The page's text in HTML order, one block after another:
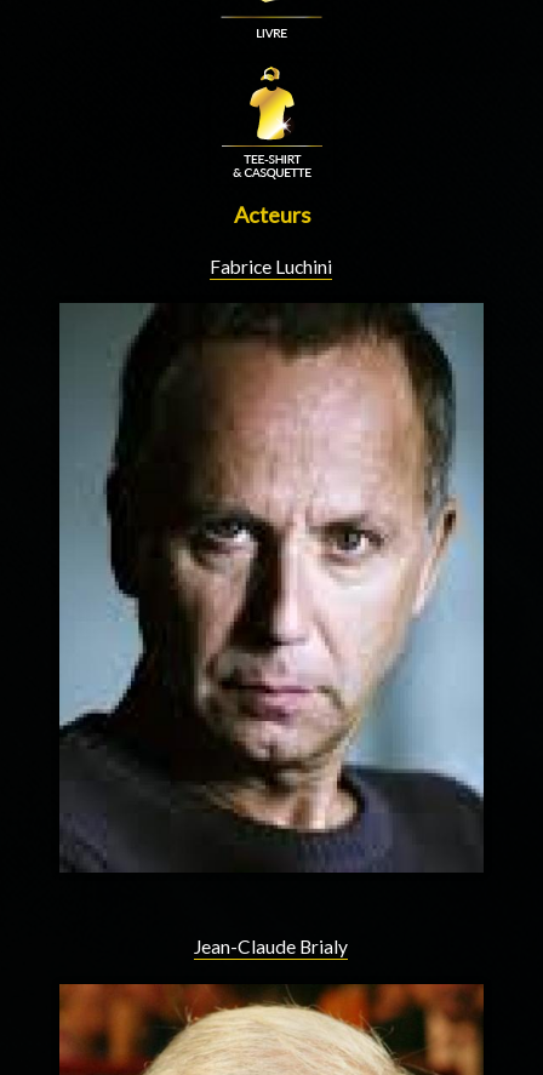
Acteurs
Fabrice Luchini
Jean-Claude Brialy